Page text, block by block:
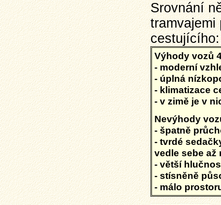
Srovnání
tramvajemi
cestujícího:
Výhody vozů
- moderní
- úplná
- klimatizace
- v zimě je v
Nevýhody
- špatně
- tvrdé
vedle sebe až
- větší
- stísněně
- málo